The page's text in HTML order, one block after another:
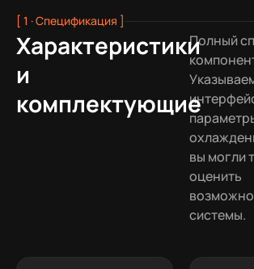
[ 1 · Спецификация ]
Характеристики
и
комплектующие
Полный
вы могли
оценить
системы.